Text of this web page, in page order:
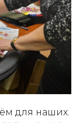
для наших.